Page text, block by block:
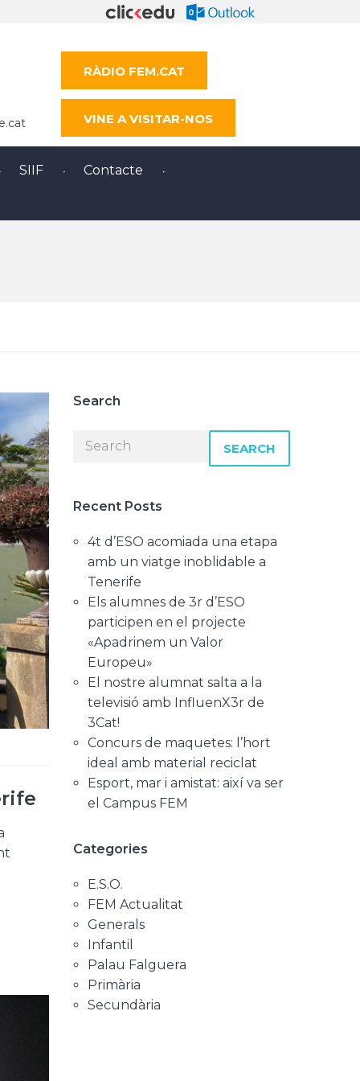
RÀDIO FEM.CAT
VINE A VISITAR-NOS
SIIF Contacte
Search
SEARCH
Recent Posts
4t d’ESO acomiada una etapa
amb un viatge inoblidable a
Tenerife
Els alumnes de 3r d’ESO
participen en el projecte
«Apadrinem un Valor
Europeu»
El nostre alumnat salta a la
televisió amb InfluenX3r de
3Cat!
Concurs de maquetes: l’hort
ideal amb material reciclat
Esport, mar i amistat: així va ser
el Campus FEM
Categories
E.S.O.
FEM Actualitat
Generals
Infantil
Palau Falguera
Primària
Secundària